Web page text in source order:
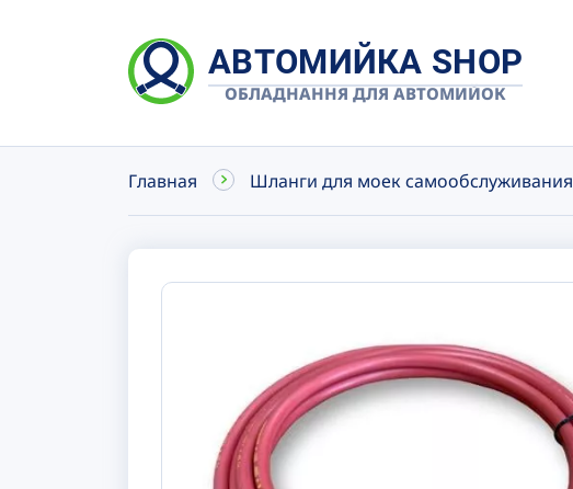
АВТОМИЙКА SHOP
ОБЛАДНАННЯ ДЛЯ АВТОМИЙОК
Главная Шланги для моек самообслуживания